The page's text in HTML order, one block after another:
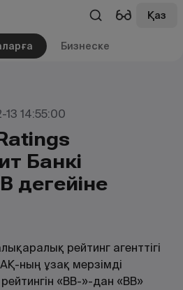
Қаз
Бизнеске
14:55:00
Банкі
деңгейіне
рейтинг агенттігі
ның ұзақ мерзімді
«BB-»-дан «BB»